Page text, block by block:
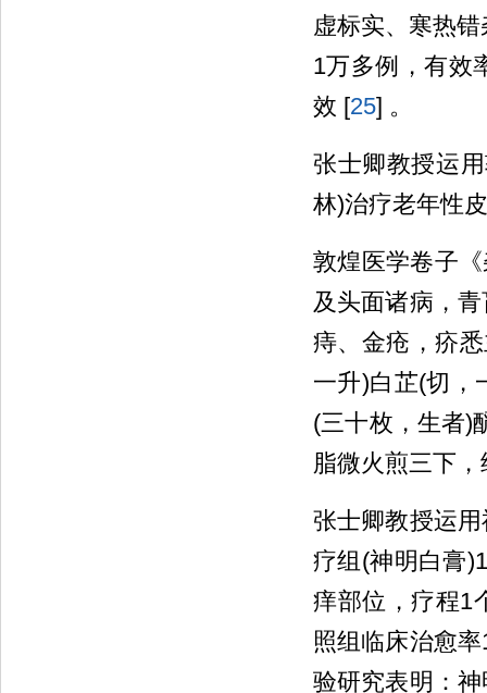
虚标实、寒热
1万多例，有效
效 [25] 。
张士卿教授运
林)治疗老年性
敦煌医学卷子
及头面诸病，
痔、金疮，疥
一升)白芷(切，
(三十枚，生者)
脂微火煎三下
张士卿教授运
疗组(神明白膏
痒部位，疗程1
照组临床治愈
验研究表明：